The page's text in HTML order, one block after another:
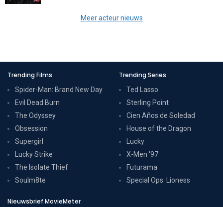
Meer acteur nieuws
Trending Films
Spider-Man: Brand New Day
Evil Dead Burn
The Odyssey
Obsession
Supergirl
Lucky Strike
The Isolate Thief
Soulm8te
Trending Series
Ted Lasso
Sterling Point
Cien Años de Soledad
House of the Dragon
Lucky
X-Men '97
Futurama
Special Ops: Lioness
Nieuwsbrief MovieMeter